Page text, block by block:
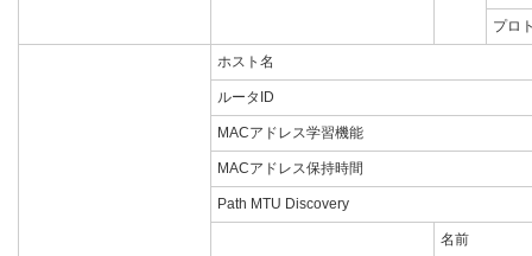
プロ
ホスト名
ルータID
MACアドレス学習機能
MACアドレス保持時間
Path MTU Discovery
名前